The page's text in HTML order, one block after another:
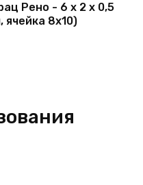
Рено - 6 х 2 х 0,5
ячейка 8х10)